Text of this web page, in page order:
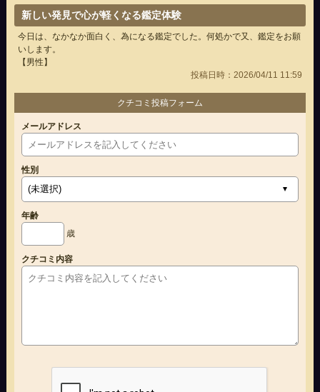
新しい発見で心が軽くなる鑑定体験
今日は、なかなか面白く、為になる鑑定でした。何処かで又、鑑定をお願
いします。
【男性】
投稿日時：2026/04/11 11:59
クチコミ投稿フォーム
メールアドレス
性別
年齢
歳
クチコミ内容